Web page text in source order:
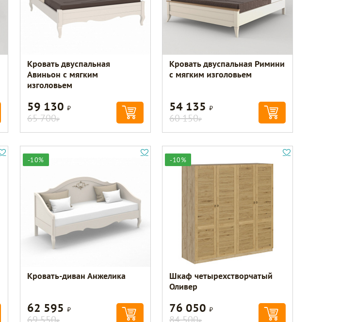
Кровать двуспальная
Авиньон с мягким
изголовьем
59 130 Р
65 700Р
Кровать двуспальная Римини
с мягким изголовьем
54 135Р
60 150Р
-10%
Кровать-диван Анжелика
62 595 Р
69 550Р
-10%
Шкаф четырехстворчатый
Оливер
76 050Р
84 500Р